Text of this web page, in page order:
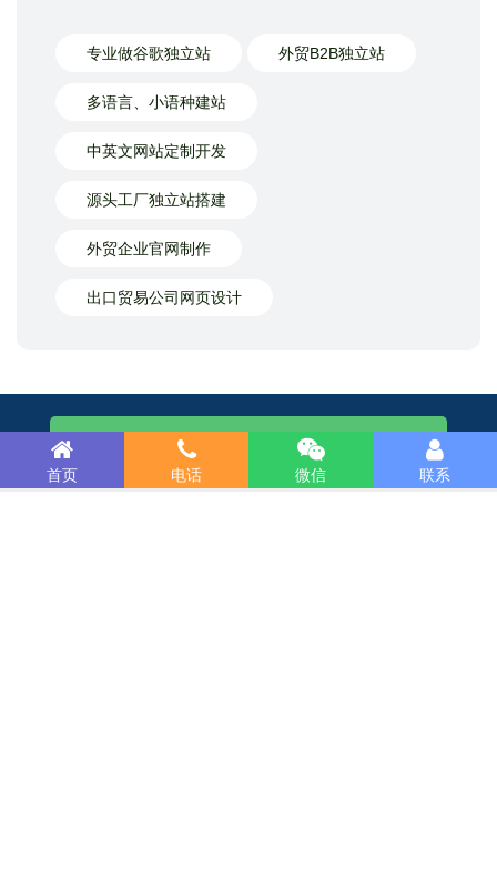
专业做谷歌独立站 外贸B2B独立站
多语言、小语种建站
中英文网站定制开发
源头工厂独立站搭建
外贸企业官网制作
出口贸易公司网页设计
15989229398（微信咨询）
首页 电话 微信 联系